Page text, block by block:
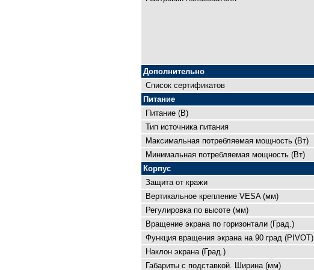
Дополнительно
Список сертификатов
Питание
Питание (В)
Тип источника питания
Максимальная потребляемая мощность (Вт)
Минимальная потребляемая мощность (Вт)
Корпус
Защита от кражи
Вертикальное крепление VESA (мм)
Регулировка по высоте (мм)
Вращение экрана по горизонтали (Град.)
Функция вращения экрана на 90 град (PIVOT)
Наклон экрана (Град.)
Габариты с подставкой. Ширина (мм)